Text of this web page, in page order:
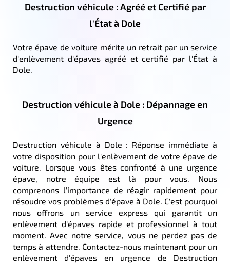
Destruction véhicule : Agréé et Certifié par
l'État à Dole
Votre épave de voiture mérite un retrait par un service
d'enlèvement d'épaves agréé et certifié par l'État à
Dole.
Destruction véhicule à Dole : Dépannage en
Urgence
Destruction véhicule à Dole : Réponse immédiate à
votre disposition pour l'enlèvement de votre épave de
voiture. Lorsque vous êtes confronté à une urgence
épave, notre équipe est là pour vous. Nous
comprenons l'importance de réagir rapidement pour
résoudre vos problèmes d'épave à Dole. C'est pourquoi
nous offrons un service express qui garantit un
enlèvement d'épaves rapide et professionnel à tout
moment. Avec notre service, vous ne perdez pas de
temps à attendre. Contactez-nous maintenant pour un
enlèvement d'épaves en urgence de Destruction